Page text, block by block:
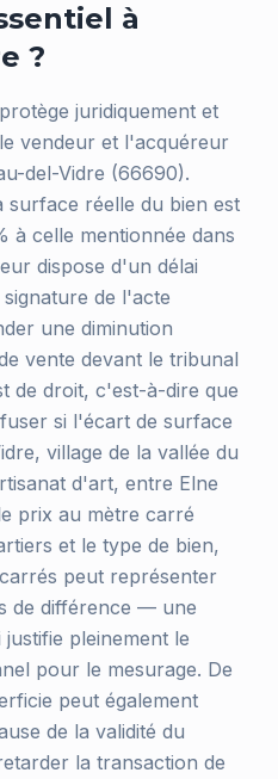
à
?
juridiquement et
vendeur et l'acquéreur
del-Vidre (66690).
surface réelle du bien est
à celle mentionnée dans
dispose d'un délai
de l'acte
une diminution
vente devant le tribunal
de droit, c'est-à-dire que
si l'écart de surface
village de la vallée du
d'art, entre Elne
prix au mètre carré
et le type de bien,
peut représenter
de différence — une
pleinement le
pour le mesurage. De
peut également
de la validité du
la transaction de